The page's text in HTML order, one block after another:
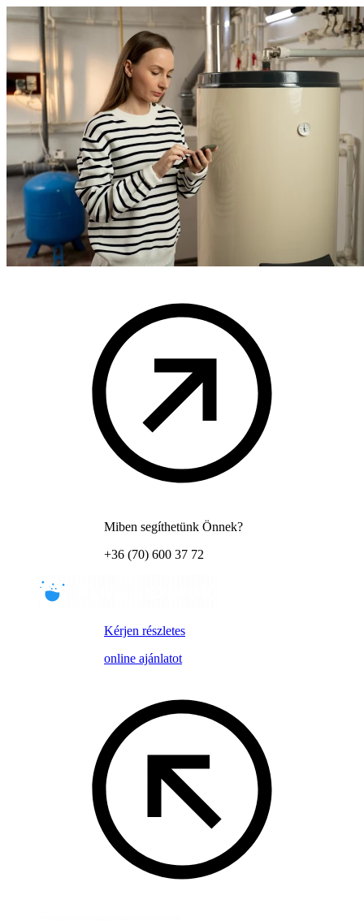
Miben segíthetünk Önnek?
+36 (70) 600 37 72
Kérjen részletes
online ajánlatot